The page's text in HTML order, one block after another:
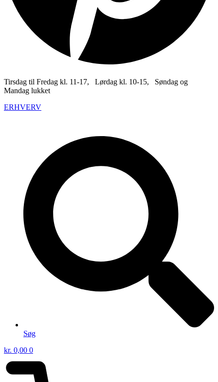
Tirsdag til Fredag kl. 11-17, Lørdag kl. 10-15, Søndag og
Mandag lukket
ERHVERV
Søg
kr. 0,00 0